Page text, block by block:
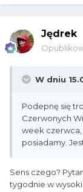
Jędrek
W dniu
Podepnę się
Czerwonych
week
posiadamy.
Sens czego?
tygodnie w